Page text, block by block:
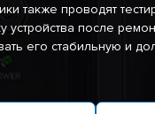
также проводят
устройства после
его стабильную и